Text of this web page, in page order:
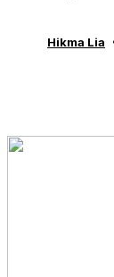
Hikma Lia